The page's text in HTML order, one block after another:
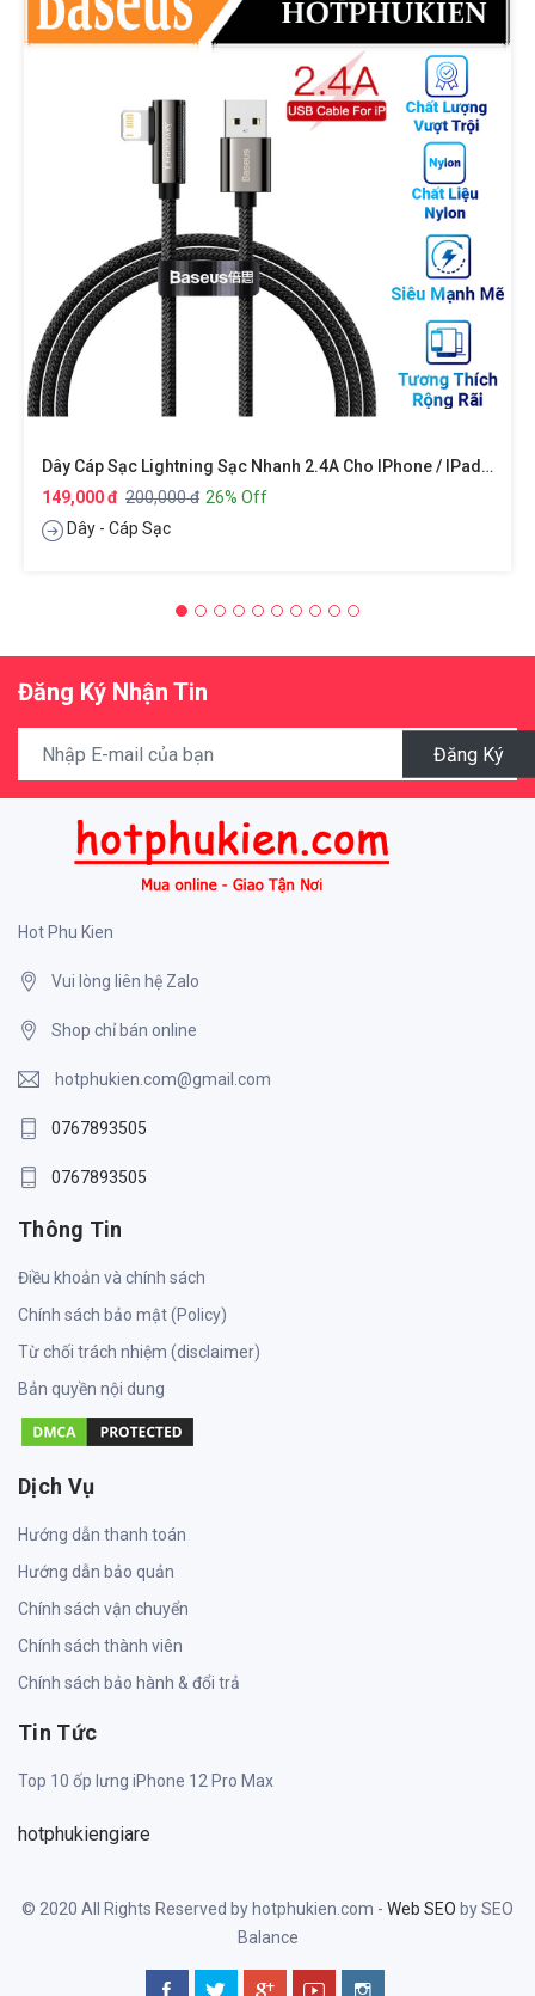
Dây Cáp Sạc Lightning Sạc Nhanh 2.4A Cho IPhone / IPad / Cho Airpods Hiệu Baseus Legend Series Elbow Thiết Kế Chuyên Dùng Cho Game Thủ Trang Bị Công Nghệ SR, Truyền Tải Dữ Liệu 480Mbps, Chip Sạc Thông Minh (giao Màu Ngẫu Nhiên)
149,000 đ 200,000 đ 26% Off
Dây - Cáp Sạc
Đăng Ký Nhận Tin
Đăng Ký
Hot Phu Kien
Vui lòng liên hệ Zalo
Shop chỉ bán online
hotphukien.com@gmail.com
0767893505
0767893505
Thông Tin
Điều khoản và chính sách
Chính sách bảo mật (Policy)
Từ chối trách nhiệm (disclaimer)
Bản quyền nội dung
Dịch Vụ
Hướng dẫn thanh toán
Hướng dẫn bảo quản
Chính sách vận chuyển
Chính sách thành viên
Chính sách bảo hành & đổi trả
Tin Tức
Top 10 ốp lưng iPhone 12 Pro Max
hotphukiengiare
© 2020 All Rights Reserved by hotphukien.com - Web SEO by SEO
Balance